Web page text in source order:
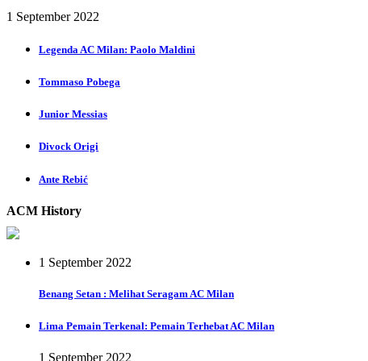
1 September 2022
Legenda AC Milan: Paolo Maldini
Tommaso Pobega
Junior Messias
Divock Origi
Ante Rebić
ACM History
1 September 2022
Benang Setan : Melihat Seragam AC Milan
Lima Pemain Terkenal: Pemain Terhebat AC Milan
1 September 2022